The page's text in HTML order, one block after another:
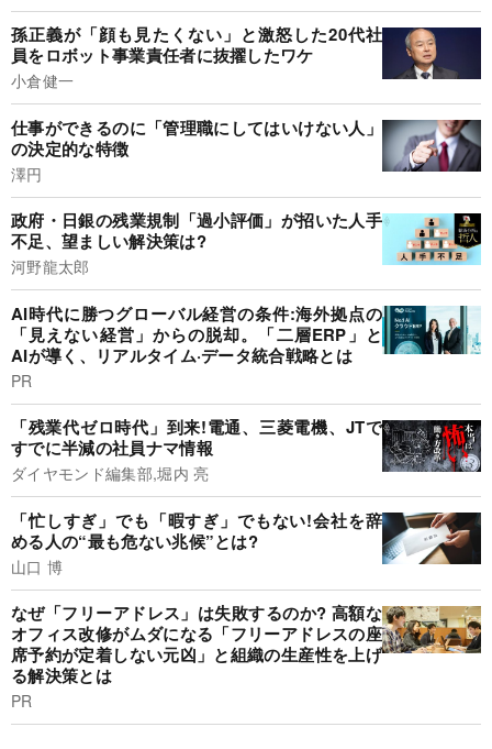
孫正義が「顔も見たくない」と激怒した20代社
員をロボット事業責任者に抜擢したワケ
小倉健一
仕事ができるのに「管理職にしてはいけない人」
の決定的な特徴
澤円
政府・日銀の残業規制「過小評価」が招いた人手
不足、望ましい解決策は?
河野龍太郎
AI時代に勝つグローバル経営の条件:海外拠点の
「見えない経営」からの脱却。「二層ERP」と
AIが導く、リアルタイム·データ統合戦略とは
PR
「残業代ゼロ時代」到来!電通、三菱電機、JTで
すでに半減の社員ナマ情報
ダイヤモンド編集部,堀内 亮
「忙しすぎ」でも「暇すぎ」でもない!会社を辞
める人の“最も危ない兆候”とは?
山口 博
なぜ「フリーアドレス」は失敗するのか? 高額な
オフィス改修がムダになる「フリーアドレスの座
席予約が定着しない元凶」と組織の生産性を上げ
る解決策とは
PR